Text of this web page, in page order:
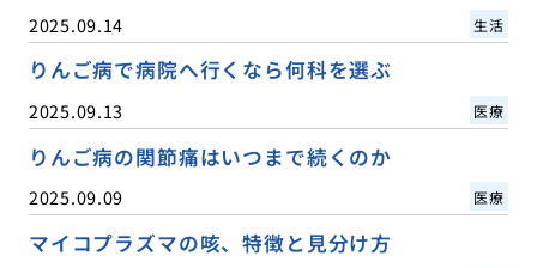
2025.09.14 生活
りんご病で病院へ行くなら何科を選ぶ
2025.09.13 医療
りんご病の関節痛はいつまで続くのか
2025.09.09 医療
マイコプラズマの咳、特徴と見分け方